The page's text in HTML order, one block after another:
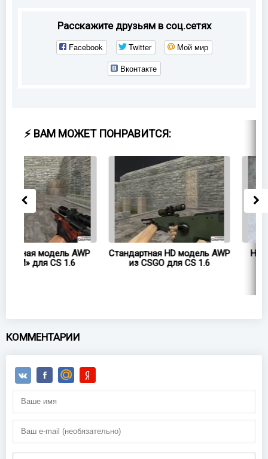
Расскажите друзьям в соц.сетях
Facebook Twitter
Мой мир
Вконтакте
⚡ ВАМ МОЖЕТ ПОНРАВИТСЯ:
Стандартная HD модель AWP
из CSGO для CS 1.6
Новогодняя модель
для CS 1.6
КОММЕНТАРИИ